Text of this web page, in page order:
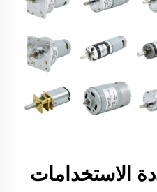
الاستخدامات